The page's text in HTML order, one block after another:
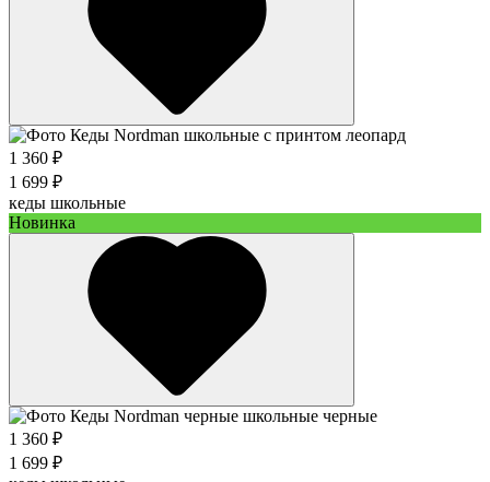
1 360 ₽
1 699 ₽
кеды школьные
Новинка
1 360 ₽
1 699 ₽